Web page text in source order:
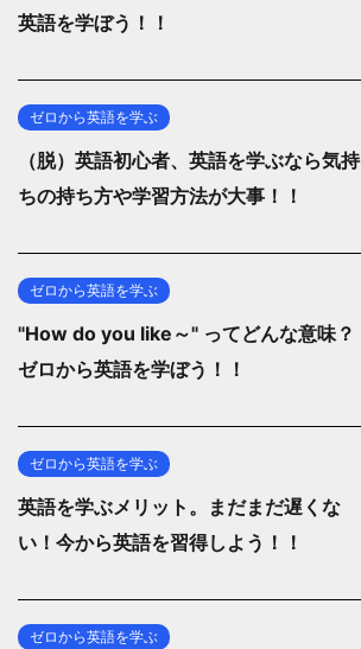
英語を学ぼう！！
ゼロから英語を学ぶ
（脱）英語初心者、英語を学ぶなら気持
ちの持ち方や学習方法が大事！！
ゼロから英語を学ぶ
"How do you like～" ってどんな意味？
ゼロから英語を学ぼう！！
ゼロから英語を学ぶ
英語を学ぶメリット。まだまだ遅くな
い！今から英語を習得しよう！！
ゼロから英語を学ぶ